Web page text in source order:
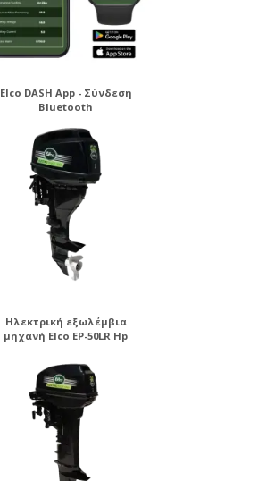
Elco DASH App - Σύνδεση
Bluetooth
Ηλεκτρική εξωλέμβια
μηχανή Elco EP-50LR Hp